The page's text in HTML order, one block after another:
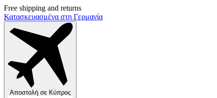
Free shipping and returns
Κατασκευασμένα στη Γερμανία
Αποστολή σε Κύπρος